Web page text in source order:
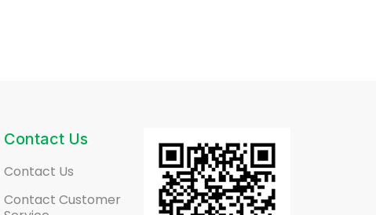
Contact Us
Contact Us
Contact Customer